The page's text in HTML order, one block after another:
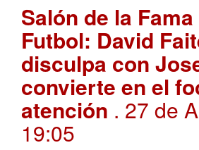
Salón de la
Futbol: David
disculpa con
convierte en el
atención . 27 de
19:05